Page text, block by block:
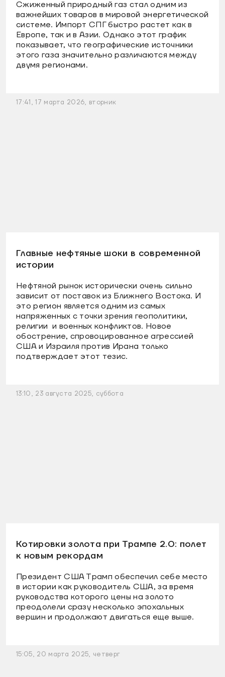
Сжиженный природный газ стал одним из
важнейших товаров в мировой энергетической
системе. Импорт СПГ быстро растет как в
Европе, так и в Азии. Однако этот график
показывает, что географические источники
этого газа значительно различаются между
двумя регионами.
17:41, 17 марта 2026, вторник
Главные нефтяные шоки в современной
истории
Нефтяной рынок исторически очень сильно
зависит от поставок из Ближнего Востока. И
это регион является одним из самых
напряженных с точки зрения геополитики,
религии и военных конфликтов. Новое
обострение, спровоцированное агрессией
США и Израиля против Ирана только
подтверждает этот тезис.
13:10, 23 августа 2025, суббота
Котировки золота при Трампе 2.0: полет
к новым рекордам
Президент США Трамп обеспечил себе место
в истории как руководитель США, за время
руководства которого цены на золото
преодолели сразу несколько эпохальных
вершин и продолжают двигаться еще выше.
15:05, 20 марта 2025, четверг